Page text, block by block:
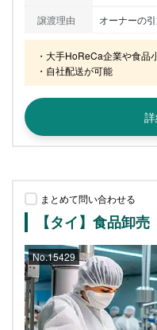
譲渡理由
オーナーの
・大手HoReCa企業や食品
・自社配送が可能
まとめて問い合わせる
【タイ】食品卸売
No.15429